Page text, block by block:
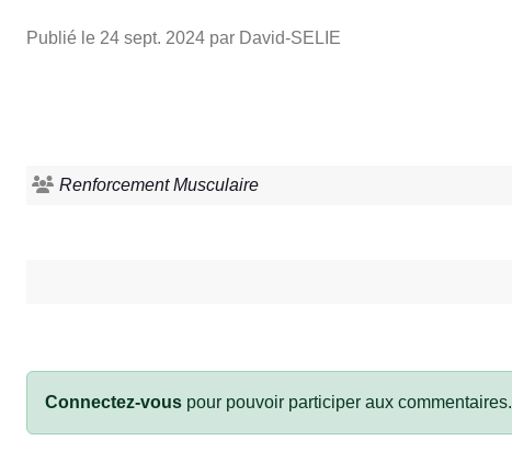
Publié le 24 sept. 2024 par David-SELIE
Renforcement Musculaire
Connectez-vous pour pouvoir participer aux commentaires.